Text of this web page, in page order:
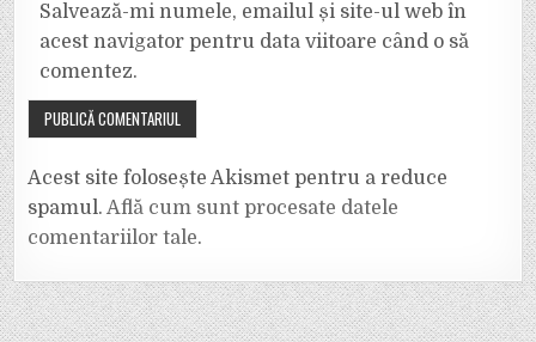
Salvează-mi numele, emailul și site-ul web în
acest navigator pentru data viitoare când o să
comentez.
Acest site folosește Akismet pentru a reduce
spamul.Află cum sunt procesate datele
comentariilor tale.